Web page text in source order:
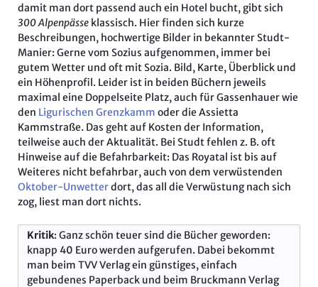
damit man dort passend auch ein Hotel bucht, gibt sich
300 Alpenpässeklassisch. Hier finden sich kurze
Beschreibungen, hochwertige Bilder in bekannter Studt-
Manier: Gerne vom Sozius aufgenommen, immer bei
gutem Wetter und oft mit Sozia. Bild, Karte, Überblick und
ein Höhenprofil. Leider ist in beiden Büchern jeweils
maximal eine Doppelseite Platz, auch für Gassenhauer wie
den Ligurischen Grenzkamm oder die Assietta
Kammstraße. Das geht auf Kosten der Information,
teilweise auch der Aktualität. Bei Studt fehlen z. B. oft
Hinweise auf die Befahrbarkeit: Das Royatal ist bis auf
Weiteres nicht befahrbar, auch von dem verwüstenden
Oktober-Unwetterdort, das all die Verwüstung nach sich
zog, liest man dort nichts.
Kritik: Ganz schön teuer sind die Bücher geworden:
knapp 40 Euro werden aufgerufen. Dabei bekommt
man beim TVV Verlag ein günstiges, einfach
gebundenes Paperback und beim Bruckmann Verlag